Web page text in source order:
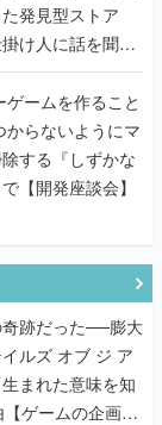
発見型ストア
け人に話を聞い
ゲームを作ること
する『しずかな
【開発座談会】
奇跡だった──膨大
ルズ オブ ジ ア
まれた意味を知
ゲームの企画